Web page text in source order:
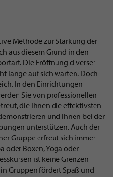
Methode zur Stärkung der
aus diesem Grund in den
Die Eröffnung diverser
lange auf sich warten. Doch
In den Einrichtungen
Sie von professionellen
die Ihnen die effektivsten
und Ihnen bei der
unterstützen. Auch der
Gruppe erfreut sich immer
oder Boxen, Yoga oder
ist keine Grenzen
Gruppen fördert Spaß und